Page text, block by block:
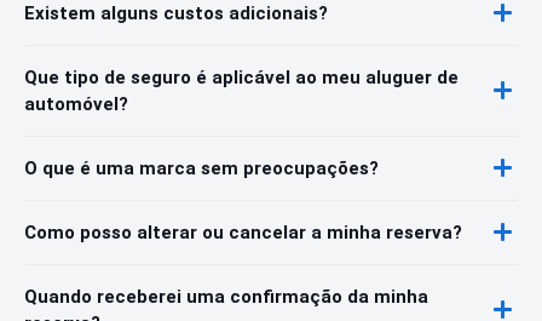
Existem alguns custos adicionais?
Que tipo de seguro é aplicável ao meu aluguer de
automóvel?
O que é uma marca sem preocupações?
Como posso alterar ou cancelar a minha reserva?
Quando receberei uma confirmação da minha